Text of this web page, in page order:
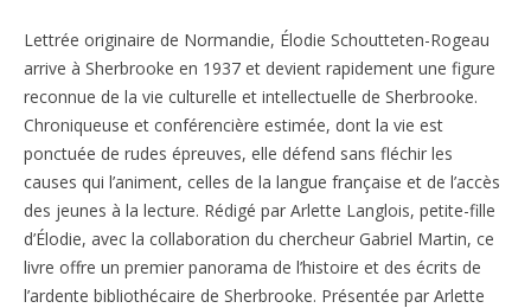
Lettrée originaire de Normandie, Élodie Schoutteten-Rogeau
arrive à Sherbrooke en 1937 et devient rapidement une figure
reconnue de la vie culturelle et intellectuelle de Sherbrooke.
Chroniqueuse et conférencière estimée, dont la vie est
ponctuée de rudes épreuves, elle défend sans fléchir les
causes qui l’animent, celles de la langue française et de l’accès
des jeunes à la lecture. Rédigé par Arlette Langlois, petite-fille
d’Élodie, avec la collaboration du chercheur Gabriel Martin, ce
livre offre un premier panorama de l’histoire et des écrits de
l’ardente bibliothécaire de Sherbrooke. Présentée par Arlette